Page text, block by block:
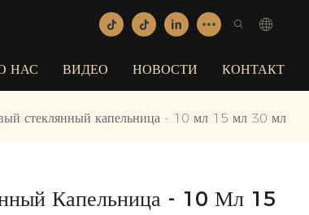
НАС ВИДЕО НОВОСТИ КОНТАКТ
стеклянный капельница - 10 мл 15 мл 30 мл
Капельница - 10 Мл 15